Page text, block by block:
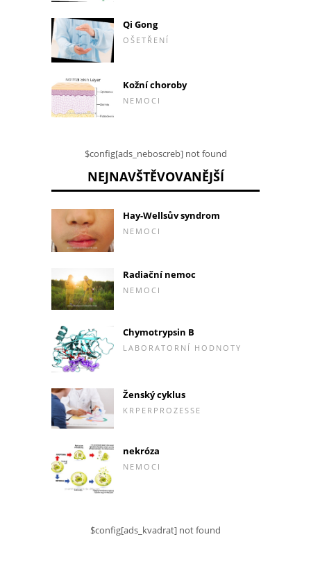
Qi Gong
OŠETŘENÍ
Kožní choroby
NEMOCI
$config[ads_neboscreb] not found
NEJNAVŠTĚVOVANĚJŠÍ
Hay-Wellsův syndrom
NEMOCI
Radiační nemoc
NEMOCI
Chymotrypsin B
LABORATORNÍ HODNOTY
Ženský cyklus
KRPERPROZESSE
nekróza
NEMOCI
$config[ads_kvadrat] not found